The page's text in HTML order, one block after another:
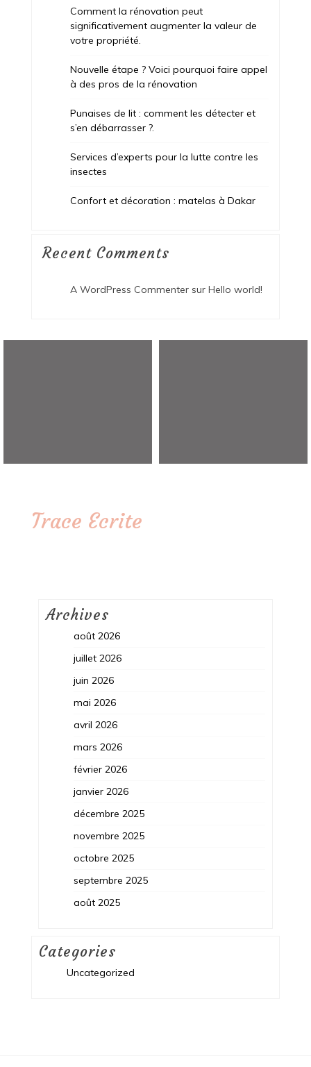
Comment la rénovation peut
significativement augmenter la valeur de
votre propriété.
Nouvelle étape ? Voici pourquoi faire appel
à des pros de la rénovation
Punaises de lit : comment les détecter et
s’en débarrasser ?.
Services d’experts pour la lutte contre les
insectes
Confort et décoration : matelas à Dakar
Recent Comments
A WordPress Commentersur Hello world!
Trace Ecrite
Archives
août 2026
juillet 2026
juin 2026
mai 2026
avril 2026
mars 2026
février 2026
janvier 2026
décembre 2025
novembre 2025
octobre 2025
septembre 2025
août 2025
Categories
Uncategorized